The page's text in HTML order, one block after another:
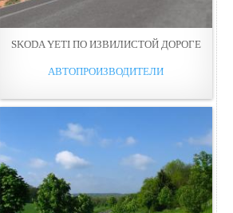
SKODA YETI ПО ИЗВИЛИСТОЙ ДОРОГЕ
АВТОПРОИЗВОДИТЕЛИ